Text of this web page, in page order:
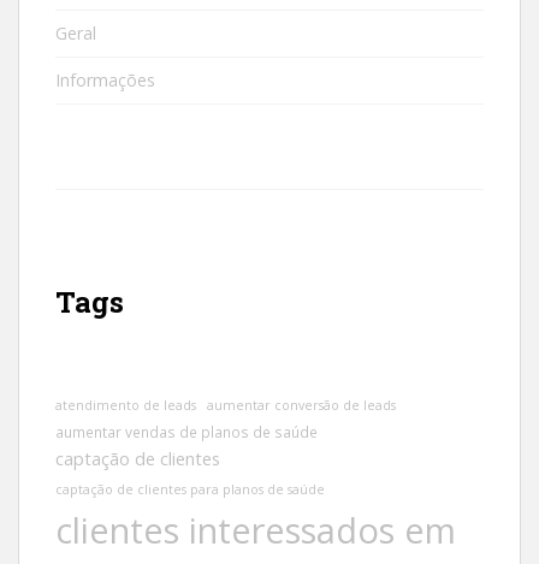
Geral
Informações
Tags
atendimento de leads aumentar conversão de leads
aumentar vendas de planos de saúde
captação de clientes
captação de clientes para planos de saúde
clientes interessados em